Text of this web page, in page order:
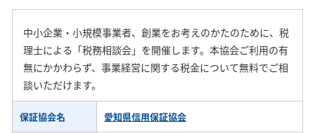
中小企業・小規模事業者、創業をお考えのかたのために、税
理士による「税務相談会」を開催します。本協会ご利用の有
無にかかわらず、事業経営に関する税金について無料でご相
談いただけます。
保証協会名 愛知県信用保証協会